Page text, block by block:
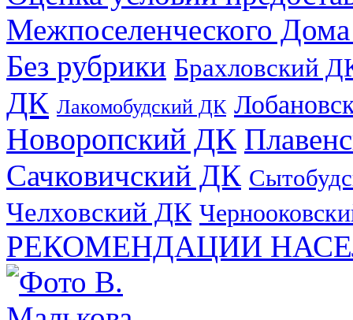
Межпоселенческого
Без рубрики Брахловский
ДК Лакомобудский ДК
Новоропский ДК
Сачковичский ДК
Челховский ДК
РЕКОМЕНДАЦИИ